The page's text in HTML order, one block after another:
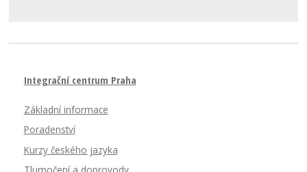
Integrační centrum Praha
Základní informace
Poradenství
Kurzy českého jazyka